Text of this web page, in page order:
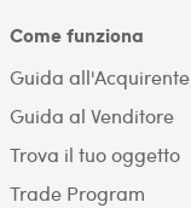
Come funziona
Guida all'Acquirente
Guida al Venditore
Trova il tuo oggetto
Trade Program